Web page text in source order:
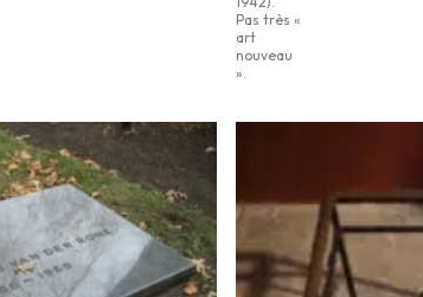
Pas très «
art
nouveau
».